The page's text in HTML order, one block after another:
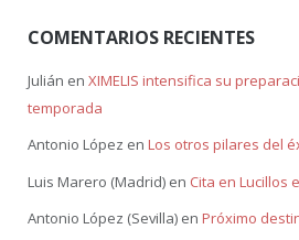
COMENTARIOS RECIENTES
Julián en XIMELIS intensifica su
temporada
Antonio López en Los otros pilares del
Luis Marero (Madrid)en Cita en Lucillos
Antonio López (Sevilla)en Próximo